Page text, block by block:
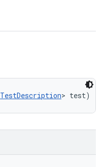
TestDescription> test)